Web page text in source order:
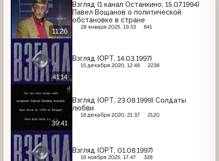
11:26
Взгляд (1 канал Останкино, 15.07.1994)
Павел Вощанов о политической
обстановке в стране
28 января 2025, 19:33 841
41:14
Взгляд (ОРТ, 14.03.1997)
15 декабря 2020, 12:48 2238
39:41
Взгляд (ОРТ, 23.08.1999) Солдаты
любви
18 декабря 2020, 21:37 2120
Взгляд (ОРТ, 01.08.1997)
16 ноября 2025, 17:47 328